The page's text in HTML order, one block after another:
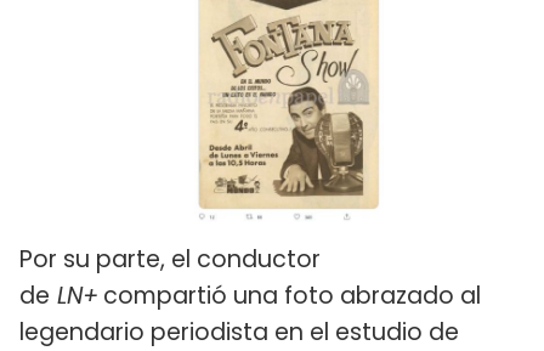
Por su parte, el conductor
de LN+ compartió una foto abrazado al
legendario periodista en el estudio de